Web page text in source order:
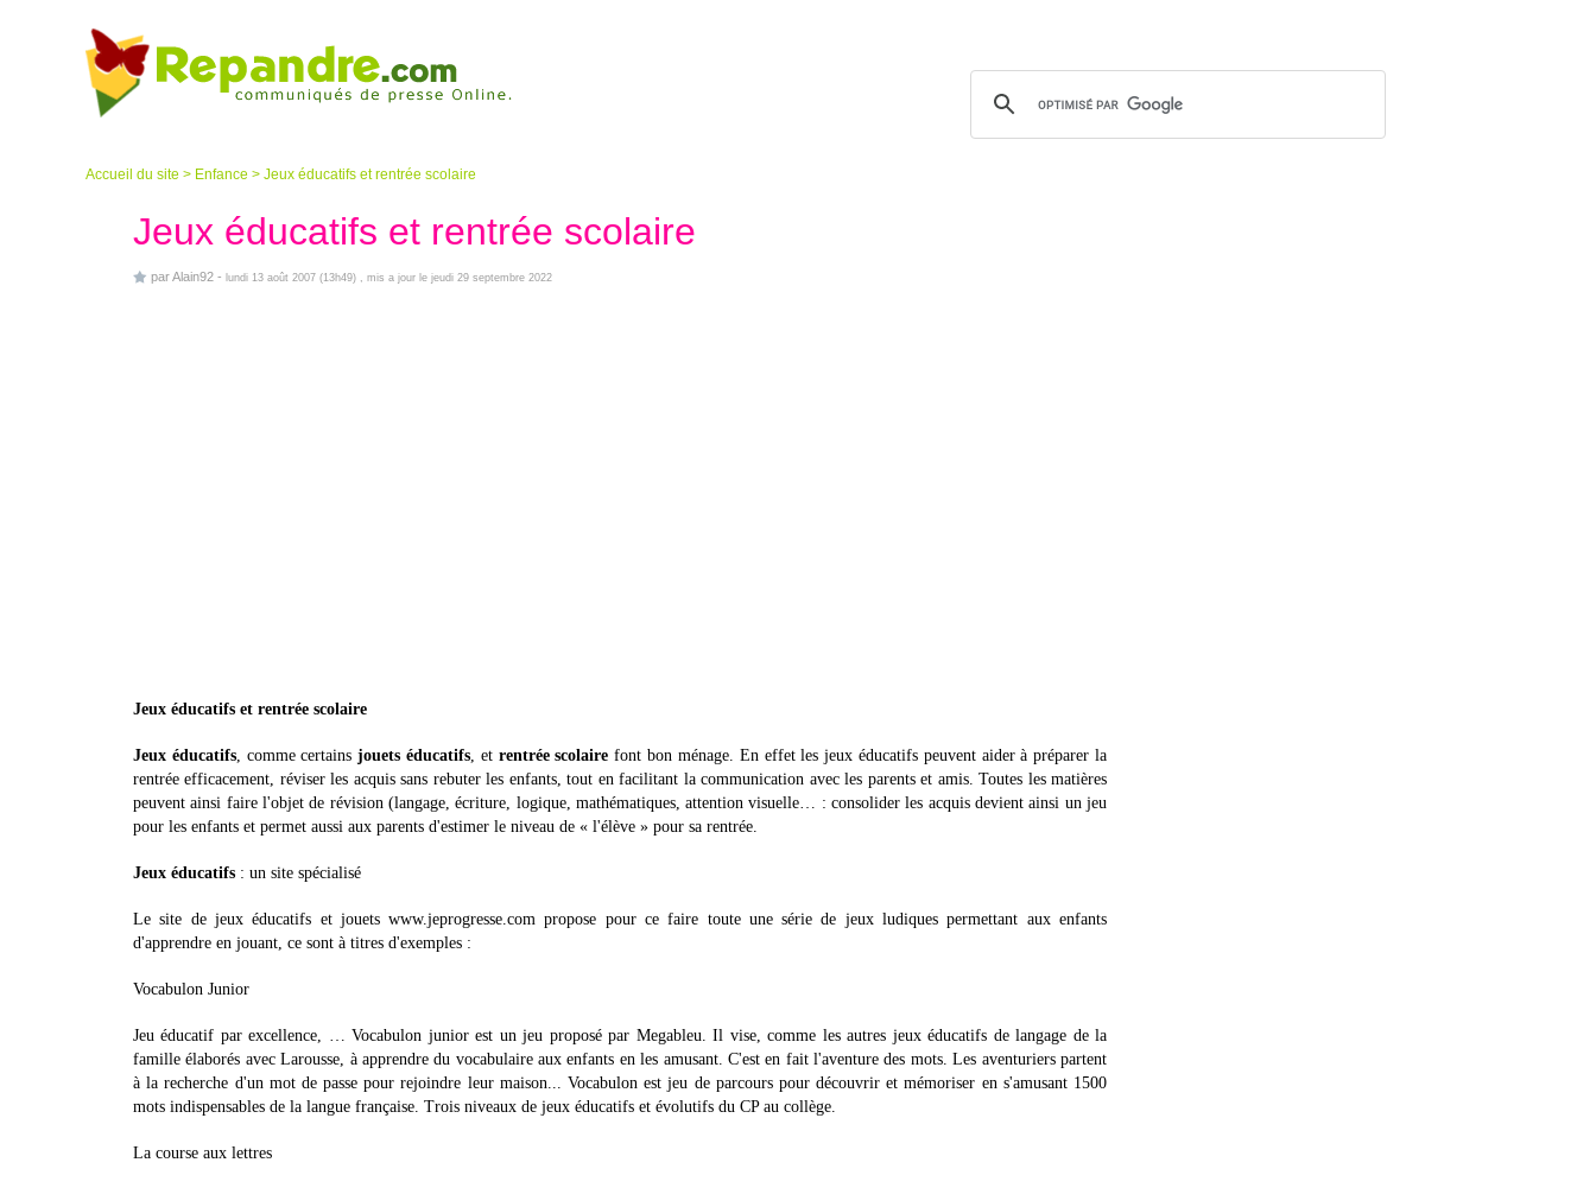
Accueil du site > Enfance > Jeux éducatifs et rentrée scolaire
Jeux éducatifs et rentrée scolaire
parAlain92 - lundi 13 août 2007 (13h49) , mis a jour le jeudi 29 septembre 2022
Jeux éducatifs et rentrée scolaire
Jeux éducatifs, comme certainsjouets éducatifs , et rentrée scolaire font bon ménage. En effet les jeux éducatifs peuvent aider à préparer la
rentrée efficacement, réviser les acquis sans rebuter les enfants, tout en facilitant la communication avec les parents et amis. Toutes les matières
peuvent ainsi faire l'objet de révision (langage, écriture, logique, mathématiques, attention visuelle… : consolider les acquis devient ainsi un jeu
pour les enfants et permet aussi aux parents d'estimer le niveau de « l'élève » pour sa rentrée.
Jeux éducatifs : un site spécialisé
Le site de jeux éducatifs et jouets www.jeprogresse.com propose pour ce faire toute une série de jeux ludiques permettant aux enfants
d'apprendre en jouant, ce sont à titres d'exemples :
Vocabulon Junior
Jeu éducatif par excellence, … Vocabulon junior est un jeu proposé par Megableu. Il vise, comme les autres jeux éducatifs de langage de la
famille élaborés avec Larousse, à apprendre du vocabulaire aux enfants en les amusant. C'est en fait l'aventure des mots. Les aventuriers partent
à la recherche d'un mot de passe pour rejoindre leur maison... Vocabulon est jeu de parcours pour découvrir et mémoriser en s'amusant 1500
mots indispensables de la langue française. Trois niveaux de jeux éducatifs et évolutifs du CP au collège.
La course aux lettres